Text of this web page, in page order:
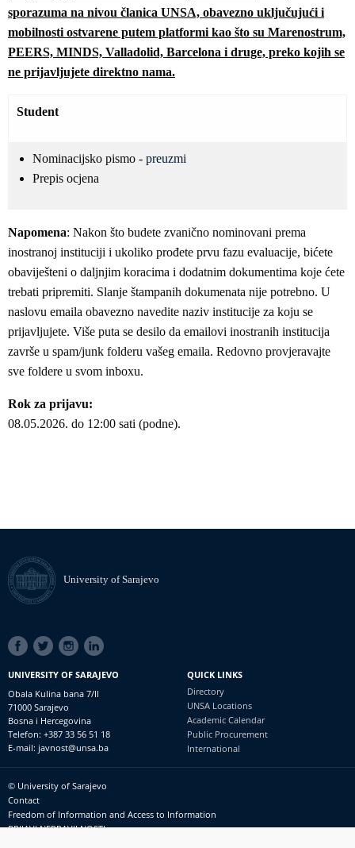
sporazuma na nivou članica UNSA, obavezno uključujući i
mobilnosti ostvarene putem platformi kao što su Marenostrum,
PEERS, MINDS, Valladolid, Barcelona i druge, preko kojih se
ne prijavljujete direktno nama.
Student
Nominacijsko pismo - preuzmi
Prepis ocjena
Napomena: Nakon što budete zvanično nominovani prema
inostranoj instituciji i ukoliko prođete prvu fazu evaluacije, bićete
obaviješteni o daljnjim koracima i dodatnim dokumentima koje ćete
trebati pripremiti. Slanje štampanih dokumenata nije potrebno. U
naslovu emaila obavezno navedite naziv institucije za koju se
prijavljujete. Više puta se desilo da emailovi inostranih institucija
završe u spam/junk folderu vašeg emaila. Redovno provjeravajte
sve foldere u svom inboxu.
Rok za prijavu:
08.05.2026. do 12:00 sati (podne).
University of Sarajevo
SOCIAL
LINKS
UNIVERSITY OF SARAJEVO
Obala Kulina bana 7/II
71000 Sarajevo
Bosna i Hercegovina
Telefon: +387 33 56 51 18
E-mail: javnost@unsa.ba
QUICK LINKS
Directory
UNSA Locations
Academic Calendar
Public Procurement
International
Footer
meni
© University of Sarajevo
Contact
Freedom of Information and Access to Information
PRIJAVI NEPRAVILNOSTI